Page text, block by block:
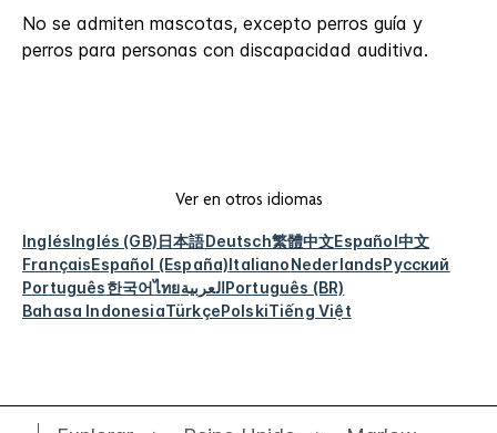
No se admiten mascotas, excepto perros guía y
perros para personas con discapacidad auditiva.
Ver en otros idiomas
InglésInglés (GB)日本語Deutsch繁體中文Español中文
FrançaisEspañol (España)ItalianoNederlandsРусский
Português한국어ไทยالعربيةPortuguês (BR)
Bahasa IndonesiaTürkçePolskiTiếng Việt